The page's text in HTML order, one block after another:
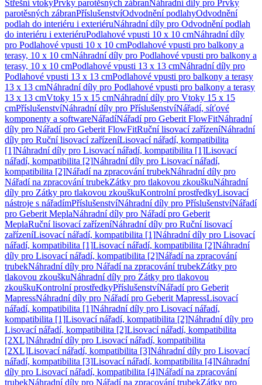
Střešní vtokyPrvky parotěsných zábranNáhradní díly pro Prvky
parotěsných zábranPříslušenstvíOdvodnění podlahyOdvodnění
podlah do interiéru i exteriéruNáhradní díly pro Odvodnění podlah
do interiéru i exteriéruPodlahové vpusti 10 x 10 cmNáhradní díly
pro Podlahové vpusti 10 x 10 cmPodlahové vpusti pro balkony a
terasy, 10 x 10 cmNáhradní díly pro Podlahové vpusti pro balkony a
terasy, 10 x 10 cmPodlahové vpusti 13 x 13 cmNáhradní díly pro
Podlahové vpusti 13 x 13 cmPodlahové vpusti pro balkony a terasy
13 x 13 cmNáhradní díly pro Podlahové vpusti pro balkony a terasy
13 x 13 cmVtoky 15 x 15 cmNáhradní díly pro Vtoky 15 x 15
cmPříslušenstvíNáhradní díly pro PříslušenstvíNářadí, síťové
komponenty a softwareNářadíNářadí pro Geberit FlowFitNáhradní
díly pro Nářadí pro Geberit FlowFitRuční lisovací zařízeníNáhradní
díly pro Ruční lisovací zařízeníLisovací nářadí, kompatibilita
[1]Náhradní díly pro Lisovací nářadí, kompatibilita [1]Lisovací
nářadí, kompatibilita [2]Náhradní díly pro Lisovací nářadí,
kompatibilita [2]Nářadí na zpracování trubekNáhradní díly pro
Nářadí na zpracování trubekZátky pro tlakovou zkouškuNáhradní
díly pro Zátky pro tlakovou zkouškuKontrolní prostředkyLisovací
nástroje s nářadímPříslušenstvíNáhradní díly pro PříslušenstvíNářadí
pro Geberit MeplaNáhradní díly pro Nářadí pro Geberit
MeplaRuční lisovací zařízeníNáhradní díly pro Ruční lisovací
zařízeníLisovací nářadí, kompatibilita [1]Náhradní díly pro Lisovací
nářadí, kompatibilita [1]Lisovací nářadí, kompatibilita [2]Náhradní
díly pro Lisovací nářadí, kompatibilita [2]Nářadí na zpracování
trubekNáhradní díly pro Nářadí na zpracování trubekZátky pro
tlakovou zkouškuNáhradní díly pro Zátky pro tlakovou
zkouškuKontrolní prostředkyPříslušenstvíNářadí pro Geberit
MapressNáhradní díly pro Nářadí pro Geberit MapressLisovací
nářadí, kompatibilita [1]Náhradní díly pro Lisovací nářadí,
kompatibilita [1]Lisovací nářadí, kompatibilita [2]Náhradní díly pro
Lisovací nářadí, kompatibilita [2]Lisovací nářadí, kompatibilita
[2XL]Náhradní díly pro Lisovací nářadí, kompatibilita
[2XL]Lisovací nářadí, kompatibilita [3]Náhradní díly pro Lisovací
nářadí, kompatibilita [3]Lisovací nářadí, kompatibilita [4]Náhradní
díly pro Lisovací nářadí, kompatibilita [4]Nářadí na zpracování
trubekNáhradní díly pro Nářadí na zpracování trubekZátky pro